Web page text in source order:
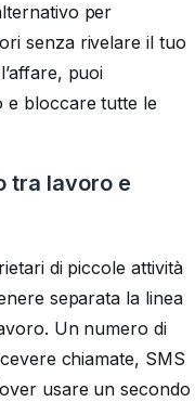
per
senza rivelare il tuo
puoi
e bloccare tutte le
tra lavoro e
di piccole attività
separata la linea
Un numero di
chiamate, SMS
usare un secondo